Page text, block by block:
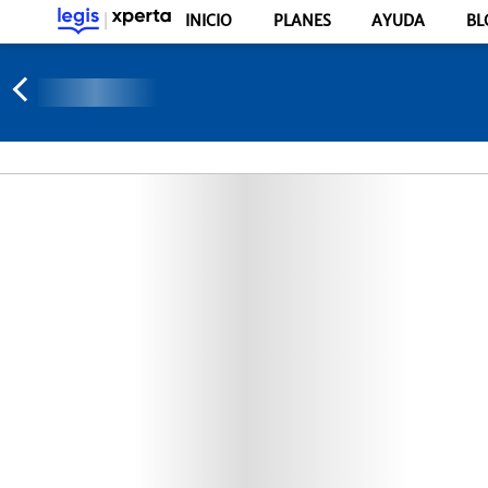
INICIO PLANES AYUDA